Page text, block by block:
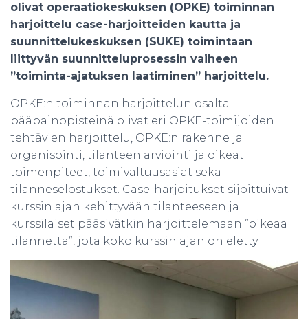
olivat operaatiokeskuksen (OPKE) toiminnan
harjoittelu case-harjoitteiden kautta ja
suunnittelukeskuksen (SUKE) toimintaan
liittyvän suunnitteluprosessin vaiheen
”toiminta-ajatuksen laatiminen” harjoittelu.
OPKE:n toiminnan harjoittelun osalta
pääpainopisteinä olivat eri OPKE-toimijoiden
tehtävien harjoittelu, OPKE:n rakenne ja
organisointi, tilanteen arviointi ja oikeat
toimenpiteet, toimivaltuusasiat sekä
tilanneselostukset. Case-harjoitukset sijoittuivat
kurssin ajan kehittyvään tilanteeseen ja
kurssilaiset pääsivätkin harjoittelemaan ”oikeaa
tilannetta”, jota koko kurssin ajan on eletty.